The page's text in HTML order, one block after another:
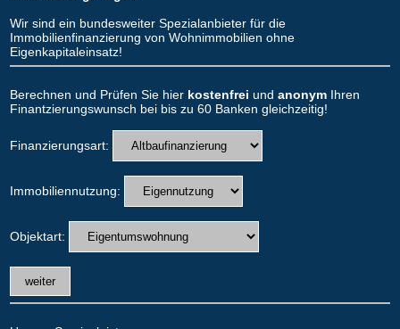
Wir sind ein bundesweiter Spezialanbieter für die
Immobilienfinanzierung von Wohnimmobilien ohne
Eigenkapitaleinsatz!
Berechnen und Prüfen Sie hier kostenfrei und anonym Ihren
Finantzierungswunsch bei bis zu 60 Banken gleichzeitig!
Finanzierungsart:
Immobiliennutzung:
Objektart: